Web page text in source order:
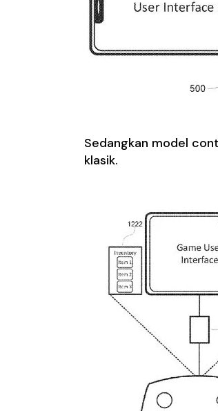
Sedangkan model
klasik.